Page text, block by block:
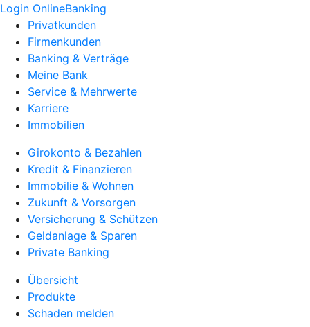
Login OnlineBanking
Privatkunden
Firmenkunden
Banking & Verträge
Meine Bank
Service & Mehrwerte
Karriere
Immobilien
Girokonto & Bezahlen
Kredit & Finanzieren
Immobilie & Wohnen
Zukunft & Vorsorgen
Versicherung & Schützen
Geldanlage & Sparen
Private Banking
Übersicht
Produkte
Schaden melden